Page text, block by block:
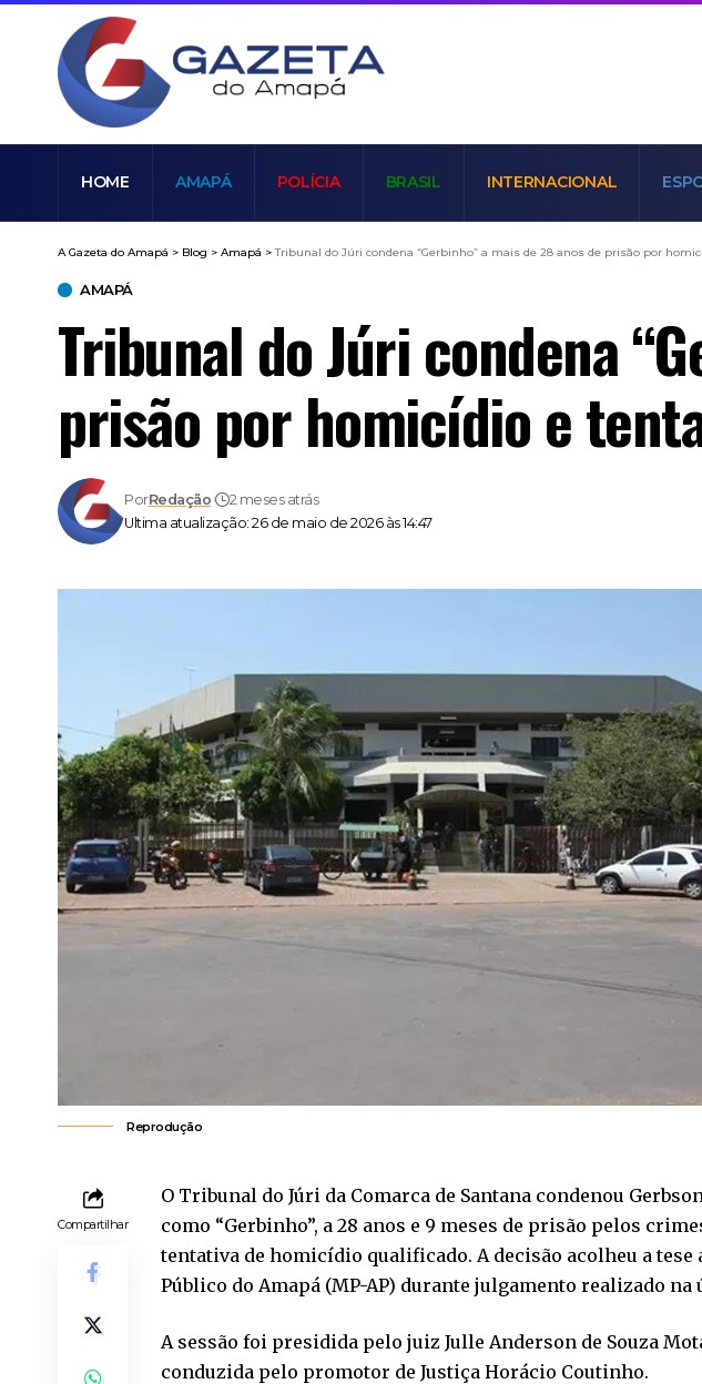
HOME AMAPÁ POLÍCIA BRASIL INTERNACIONAL
A Gazeta do Amapá > Blog > Amapá >Tribunal do Júri condena “Gerbinho” a mais de 28 anos de prisão por
AMAPÁ
Tribunal do Júri condena
prisão por homicídio e
Ultima atualização: 26 de maio de 2026 às 14:47
PorRedação 2 meses atrás
Reprodução
Compartilhar
O Tribunal do Júri da Comarca de Santana condenou
como “Gerbinho”, a 28 anos e 9 meses de prisão pelos
tentativa de homicídio qualificado. A decisão acolheu a
Público do Amapá (MP-AP) durante julgamento realizado na
A sessão foi presidida pelo juiz Julle Anderson de Souza
conduzida pelo promotor de Justiça Horácio Coutinho.